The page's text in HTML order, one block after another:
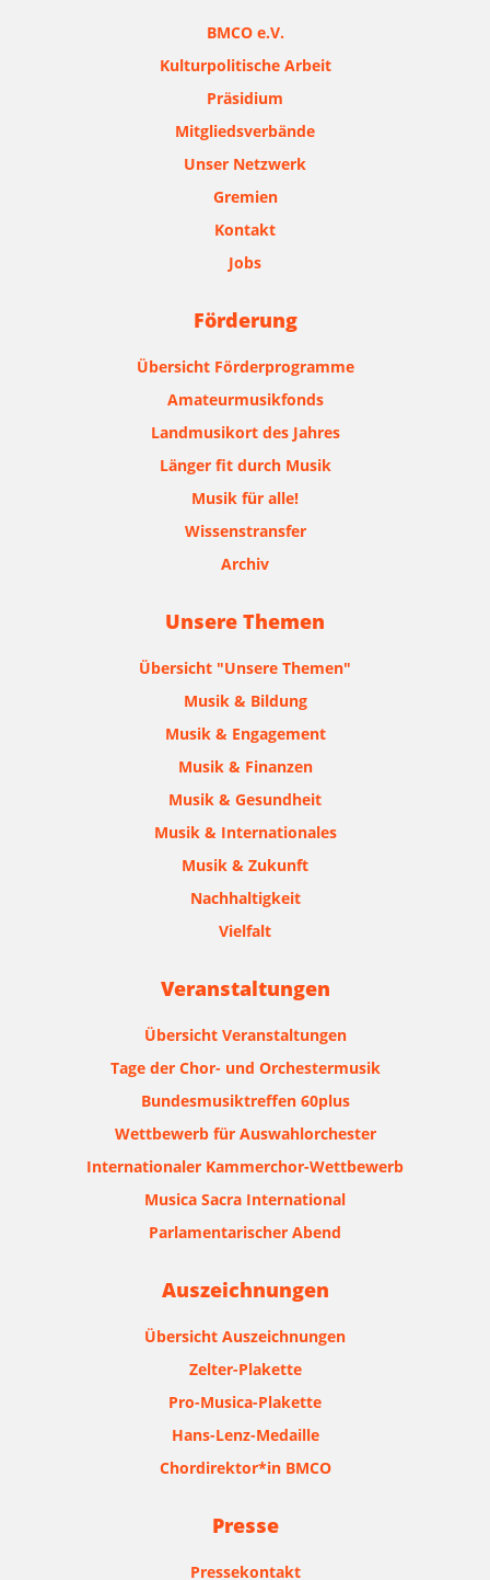
BMCO e.V.
Kulturpolitische Arbeit
Präsidium
Mitgliedsverbände
Unser Netzwerk
Gremien
Kontakt
Jobs
Förderung
Übersicht Förderprogramme
Amateurmusikfonds
Landmusikort des Jahres
Länger fit durch Musik
Musik für alle!
Wissenstransfer
Archiv
Unsere Themen
Übersicht "Unsere Themen"
Musik & Bildung
Musik & Engagement
Musik & Finanzen
Musik & Gesundheit
Musik & Internationales
Musik & Zukunft
Nachhaltigkeit
Vielfalt
Veranstaltungen
Übersicht Veranstaltungen
Tage der Chor- und Orchestermusik
Bundesmusiktreffen 60plus
Wettbewerb für Auswahlorchester
Internationaler Kammerchor-Wettbewerb
Musica Sacra International
Parlamentarischer Abend
Auszeichnungen
Übersicht Auszeichnungen
Zelter-Plakette
Pro-Musica-Plakette
Hans-Lenz-Medaille
Chordirektor*in BMCO
Presse
Pressekontakt